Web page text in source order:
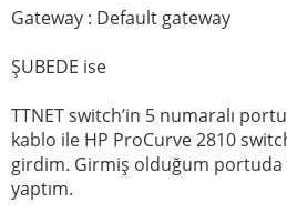
Gateway : Default gateway
ŞUBEDE ise
TTNET switch’in 5 numaralı
kablo ile HP ProCurve 2810
girdim. Girmiş olduğum portuda
yaptım.